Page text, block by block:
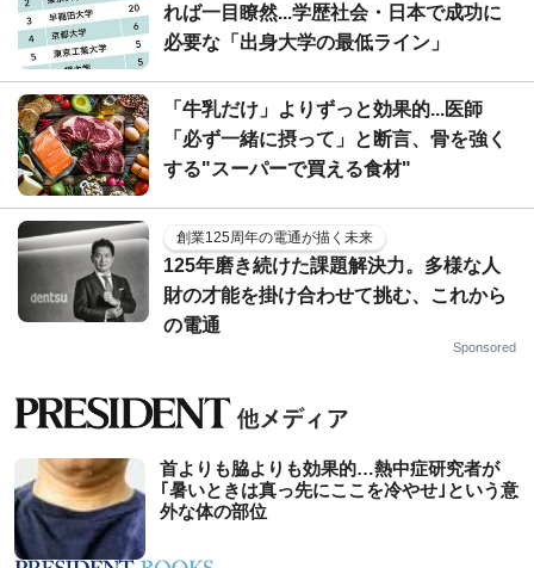
れば一目瞭然...学歴社会・日本で成功に
必要な「出身大学の最低ライン」
「牛乳だけ」よりずっと効果的...医師
「必ず一緒に摂って」と断言、骨を強く
する"スーパーで買える食材"
創業125周年の電通が描く未来
125年磨き続けた課題解決力。多様な人
財の才能を掛け合わせて挑む、これから
の電通
Sponsored
首よりも脇よりも効果的…熱中症研究者が
｢暑いときは真っ先にここを冷やせ｣という意
外な体の部位